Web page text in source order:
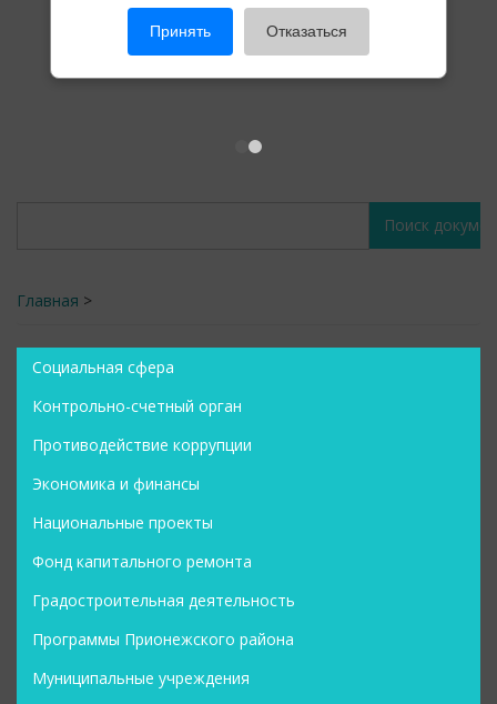
Принять Отказаться
Главная >
Социальная сфера
Контрольно-счетный орган
Противодействие коррупции
Экономика и финансы
Национальные проекты
Фонд капитального ремонта
Градостроительная деятельность
Программы Прионежского района
Муниципальные учреждения